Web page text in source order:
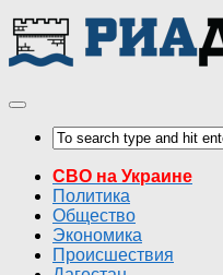
СВО на Украине
Политика
Общество
Экономика
Происшествия